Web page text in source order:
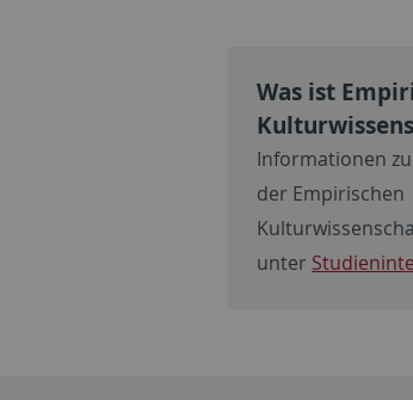
Was ist
Informationen
der Empirischen
unter